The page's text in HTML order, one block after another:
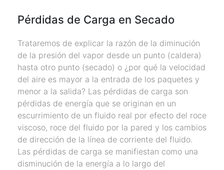
Pérdidas de Carga en Secado
Trataremos de explicar la razón de la diminución
de la presión del vapor desde un punto (caldera)
hasta otro punto (secado) o ¿por qué la velocidad
del aire es mayor a la entrada de los paquetes y
menor a la salida? Las pérdidas de carga son
pérdidas de energía que se originan en un
escurrimiento de un fluido real por efecto del roce
viscoso, roce del fluido por la pared y los cambios
de dirección de la línea de corriente del fluido.
Las pérdidas de carga se manifiestan como una
disminución de la energía a lo largo del